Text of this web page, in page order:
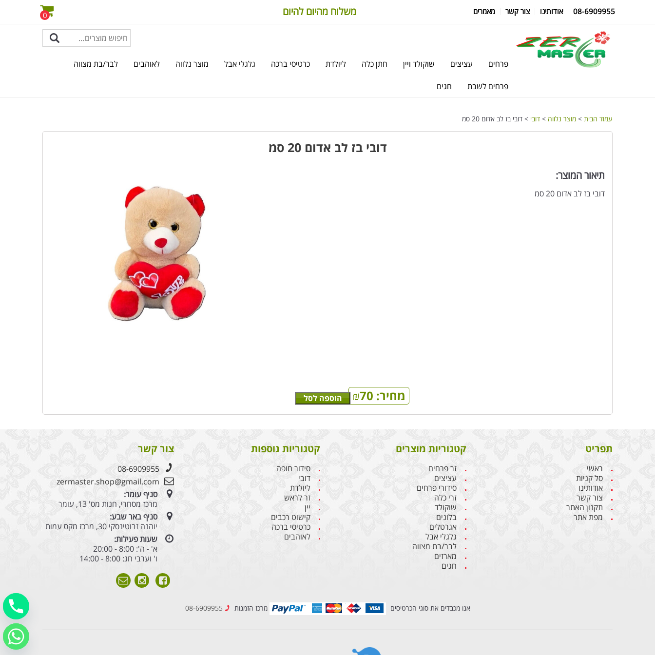
08-6909955 אודותינו צור קשר מאמרים משלוח מהיום להיום 0
פרחים עציצים שוקולד ויין חתן כלה ליולדת כרטיסי ברכה גלגלי אבל מוצר נלווה לאוהבים לבר/בת מצווה
פרחים לשבת חגים
עמוד הבית > מוצר נלווה > דובי > דובי בז לב אדום 20 סמ
דובי בז לב אדום 20 סמ
תיאור המוצר:
דובי בז לב אדום 20 סמ
מחיר: ₪70 הוספה לסל
תפריט
ראשי
סל קניות
אודותינו
צור קשר
תקנון האתר
מפת אתר
קטגוריות מוצרים
זר פרחים
עציצים
סידורי פרחים
זרי כלה
שוקולד
בלונים
אגרטלים
גלגלי אבל
לבר/בת מצווה
מארזים
חגים
קטגוריות נוספות
סידור חופה
דובי
ליולדת
זר לראש
יין
קישוט רכבים
כרטיסי ברכה
לאוהבים
צור קשר
08-6909955
zermaster.shop@gmail.com
סניף עומר:
מרכז מסחרי, חנות מס' 13, עומר
סניף באר שבע:
יוהנה זבוטינסקי 30, מרכז מקס עמות
שעות פעילות:
א' - ה': 8:00 - 20:00
ו' וערבי חג: 8:00 - 14:00
אנו מכבדים את סוגי הכרטיסים מרכז הזמנות